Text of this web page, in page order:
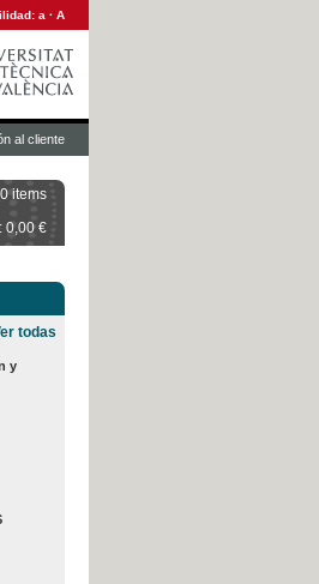
a · A
al cliente
0 items
0,00 €
todas
y